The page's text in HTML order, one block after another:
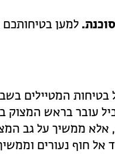
למען
בטיחות המטיילים
עובר בראש המצוק
אלא ממשיך על גב
אל חוף נעורים